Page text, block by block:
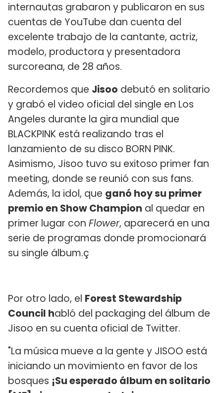
internautas grabaron y publicaron en sus
cuentas de YouTube dan cuenta del
excelente trabajo de la cantante, actriz,
modelo, productora y presentadora
surcoreana, de 28 años.
Recordemos que Jisoo debutó en solitario
y grabó el video oficial del single en Los
Angeles durante la gira mundial que
BLACKPINK está realizando tras el
lanzamiento de su disco BORN PINK.
Asimismo, Jisoo tuvo su exitoso primer fan
meeting, donde se reunió con sus fans.
Además, la idol, que ganó hoy su primer
premio en Show Champion al quedar en
primer lugar con Flower, aparecerá en una
serie de programas donde promocionará
su single álbum.ç
Por otro lado, el Forest Stewardship
Council habló del packaging del álbum de
Jisoo en su cuenta oficial de Twitter.
"La música mueve a la gente y JISOO está
iniciando un movimiento en favor de los
bosques ¡Su esperado álbum en solitario